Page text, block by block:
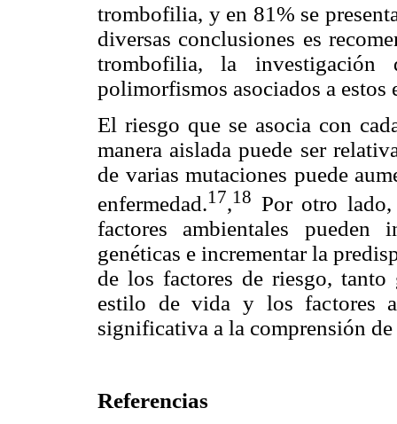
trombofilia, y en 81% se
diversas conclusiones es
trombofilia, la
polimorfismos asociados a estos
El riesgo que se asocia con
manera aislada puede ser
de varias mutaciones puede
enfermedad.17,18 Por otro
factores ambientales pueden
genéticas e incrementar la
de los factores de riesgo,
estilo de vida y los factores
significativa a la comprensión de
Referencias